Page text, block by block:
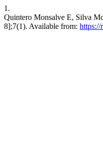
1.
Quintero Monsalve E, Silva
8];7(1). Available from: https://